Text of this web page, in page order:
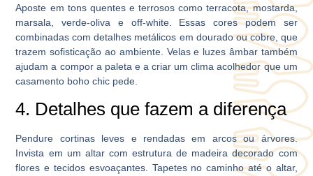
Aposte em tons quentes e terrosos como terracota, mostarda,
marsala, verde-oliva e off-white. Essas cores podem ser
combinadas com detalhes metálicos em dourado ou cobre, que
trazem sofisticação ao ambiente. Velas e luzes âmbar também
ajudam a compor a paleta e a criar um clima acolhedor que um
casamento boho chic pede.
4. Detalhes que fazem a diferença
Pendure cortinas leves e rendadas em arcos ou árvores.
Invista em um altar com estrutura de madeira decorado com
flores e tecidos esvoaçantes. Tapetes no caminho até o altar,